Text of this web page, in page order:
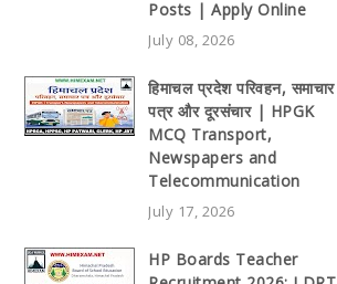
Posts | Apply Online
July 08, 2026
हिमाचल प्रदेश परिवहन, समाचार
पत्र और दूरसंचार | HPGK
MCQ Transport,
Newspapers and
Telecommunication
July 17, 2026
HP Boards Teacher